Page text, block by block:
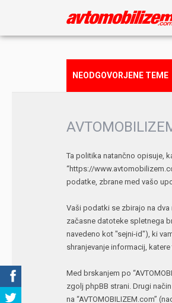
NEODGOVORJENE TEME
Ta politika natančno opisuje,
“https://
podatke, zbrane med vašo
Vaši podatki se zbirajo na dva
začasne datoteke spletnega
navedeno kot "sejni-id"), ki
shranjevanje informacij,
Med brskanjem po
zgolj phpBB strani. Drugi
na “AVTOMOBILIZEM.com”